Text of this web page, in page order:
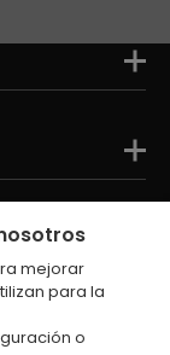
mejorar
para la
o